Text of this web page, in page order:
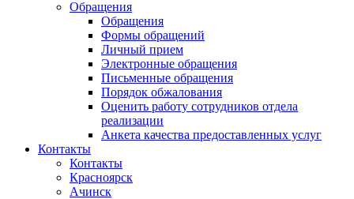
Обращения
Обращения
Формы обращений
Личный прием
Электронные обращения
Письменные обращения
Порядок обжалования
Оценить работу сотрудников отдела
реализации
Анкета качества предоставленных услуг
Контакты
Контакты
Красноярск
Ачинск